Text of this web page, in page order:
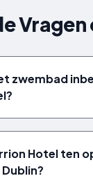
Vragen
zwembad
Hotel ten